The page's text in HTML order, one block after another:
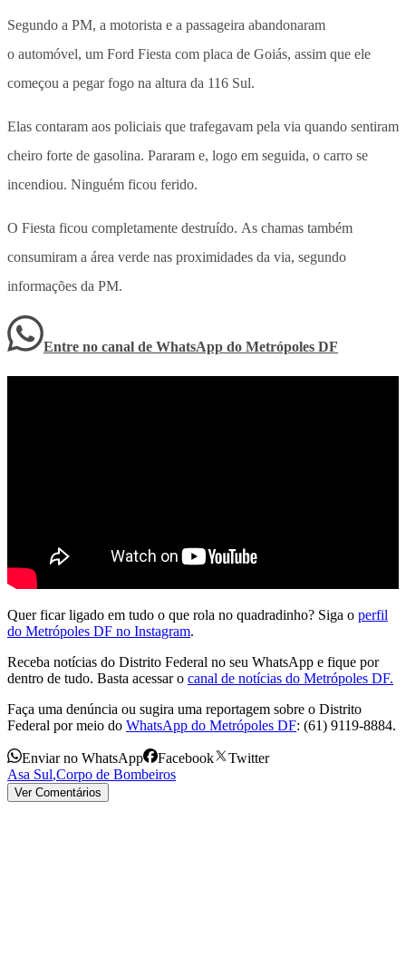
Segundo a PM, a motorista e a passageira abandonaram
o automóvel, um Ford Fiesta com placa de Goiás, assim que ele
começou a pegar fogo na altura da 116 Sul.
Elas contaram aos policiais que trafegavam pela via quando sentiram
cheiro forte de gasolina. Pararam e, logo em seguida, o carro se
incendiou. Ninguém ficou ferido.
O Fiesta ficou completamente destruído. As chamas também
consumiram a área verde nas proximidades da via, segundo
informações da PM.
Entre no canal de WhatsApp do Metrópoles DF
Quer ficar ligado em tudo o que rola no quadradinho? Siga o perfil
do Metrópoles DF no Instagram.
Receba notícias do Distrito Federal no seu WhatsApp e fique por
dentro de tudo. Basta acessar o canal de notícias do Metrópoles DF.
Faça uma denúncia ou sugira uma reportagem sobre o Distrito
Federal por meio do WhatsApp do Metrópoles DF: (61) 9119-8884.
Enviar no WhatsApp Facebook
Twitter
Asa Sul,Corpo de Bombeiros
Ver Comentários